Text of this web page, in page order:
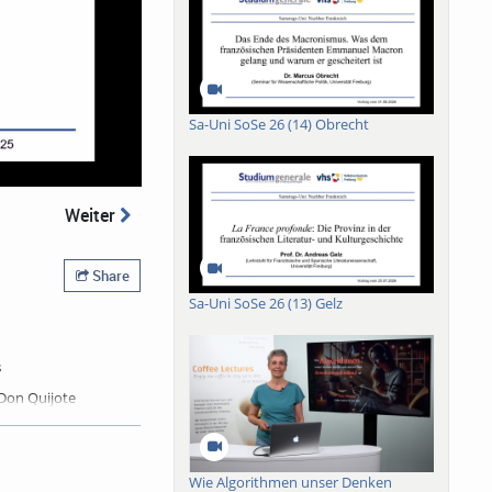
Weiter
Share
Quijote
Roman erzählten
Strukturen auf
von Friedrich
Sa-Uni SoSe 26 (14) Obrecht
Sa-Uni SoSe 26 (13) Gelz
Wie Algorithmen unser Denken